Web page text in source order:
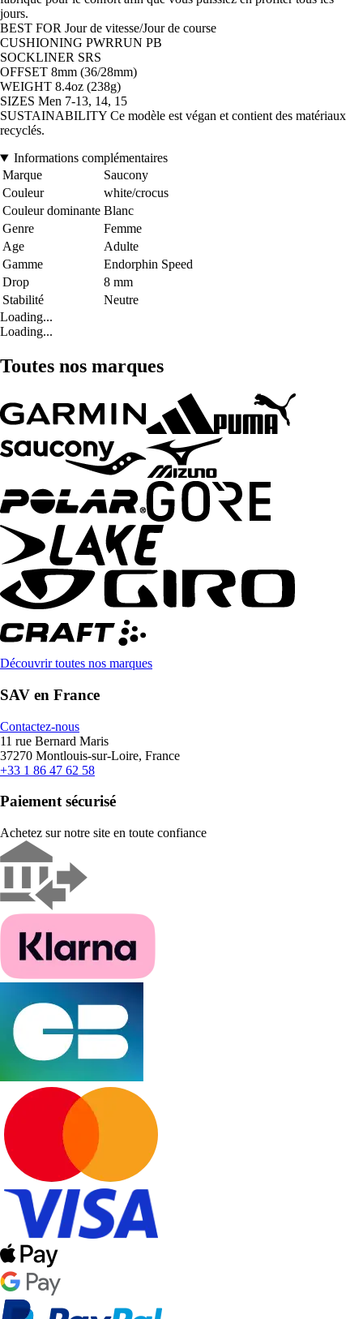
jours.
BEST FOR Jour de vitesse/Jour de course
CUSHIONING PWRRUN PB
SOCKLINER SRS
OFFSET 8mm (36/28mm)
WEIGHT 8.4oz (238g)
SIZES Men 7-13, 14, 15
SUSTAINABILITY Ce modèle est végan et contient des matériaux
recyclés.
Informations complémentaires
Marque
Saucony
Couleur
white/crocus
Couleur dominante Blanc
Genre
Femme
Age
Adulte
Gamme
Endorphin Speed
Drop
8 mm
Stabilité
Neutre
Loading...
Loading...
Toutes nos marques
Découvrir toutes nos marques
SAV en France
Contactez-nous
11 rue Bernard Maris
37270 Montlouis-sur-Loire, France
+33 1 86 47 62 58
Paiement sécurisé
Achetez sur notre site en toute confiance